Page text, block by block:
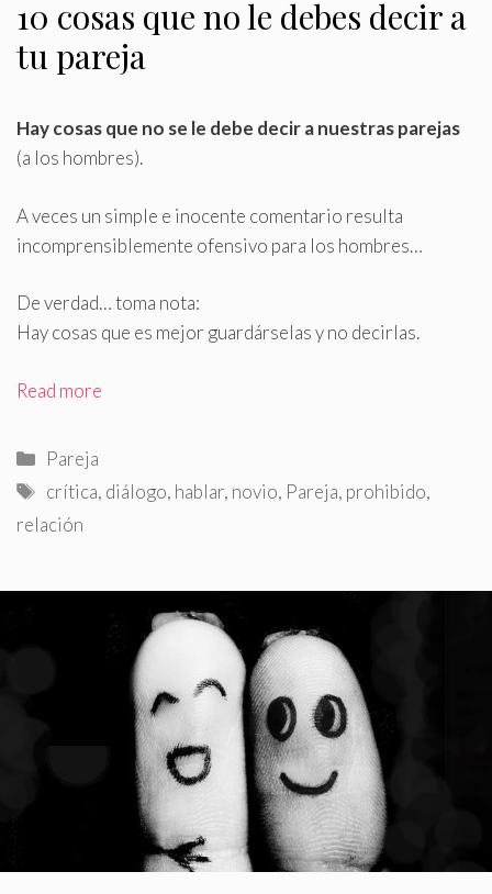
10 cosas que no le debes decir a
tu pareja
Hay cosas que no se le debe decir a nuestras parejas
(a los hombres).
A veces un simple e inocente comentario resulta
incomprensiblemente ofensivo para los hombres…
De verdad… toma nota:
Hay cosas que es mejor guardárselas y no decirlas.
Read more
Categorías
Pareja
Etiquetas
crítica, diálogo, hablar, novio, Pareja, prohibido,
relación